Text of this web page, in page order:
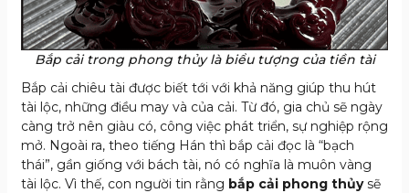
Bắp cải trong phong thủy là biểu tượng của tiền tài
Bắp cải chiêu tài được biết tới với khả năng giúp thu hút
tài lộc, những điều may và của cải. Từ đó, gia chủ sẽ ngày
càng trở nên giàu có, công việc phát triển, sự nghiệp rộng
mở. Ngoài ra, theo tiếng Hán thì bắp cải đọc là “bạch
thái”, gần giống với bách tài, nó có nghĩa là muôn vàng
tài lộc. Vì thế, con người tin rằng bắp cải phong thủysẽ